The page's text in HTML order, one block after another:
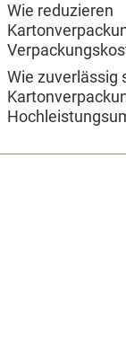
Wie reduzieren
Wie zuverlässig